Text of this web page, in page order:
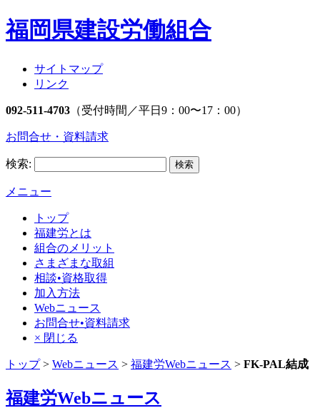
福岡県建設労働組合
サイトマップ
リンク
092-511-4703 （受付時間／平日9：00〜17：00）
お問合せ・資料請求
検索:
メニュー
トップ
福建労とは
組合のメリット
さまざまな取組
相談•資格取得
加入方法
Webニュース
お問合せ•資料請求
× 閉じる
トップ> Webニュース > 福建労Webニュース > FK-PAL結成
福建労Webニュース